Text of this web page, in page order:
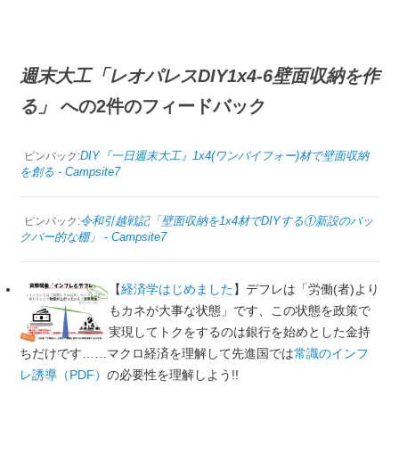
週末大工「レオパレスDIY1x4-6壁面収納を作
る」
への2件のフィードバック
ピンバック:DIY『一日週末大工』1x4(ワンバイフォー)材で壁面収納
を創る - Campsite7
ピンバック:令和引越戦記「壁面収納を1x4材でDIYする①新設のバッ
クバー的な棚」 - Campsite7
【経済学はじめました】デフレは「労働(者)より
もカネが大事な状態」です、この状態を政策で
実現してトクをするのは銀行を始めとした金持
ちだけです……マクロ経済を理解して先進国では常識のインフ
レ誘導（PDF） の必要性を理解しよう!!